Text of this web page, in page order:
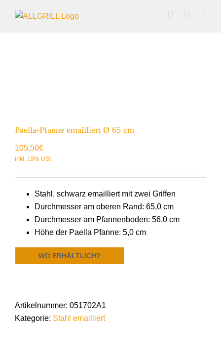
Inhalt
Paella-Pfanne emailliert Ø 65 cm
105,50€
Stahl, schwarz emailliert mit zwei Griffen
Durchmesser am oberen Rand: 65,0 cm
Durchmesser am Pfannenboden: 56,0 cm
Höhe der Paella Pfanne: 5,0 cm
WO ERHÄLTLICH?
Artikelnummer: 051702A1
Kategorie: Stahl emailliert